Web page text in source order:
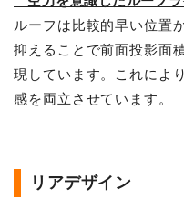
ルーフは比較的早い位置
抑えることで前面投影面
現しています。これによ
感を両立させています。
リアデザイン